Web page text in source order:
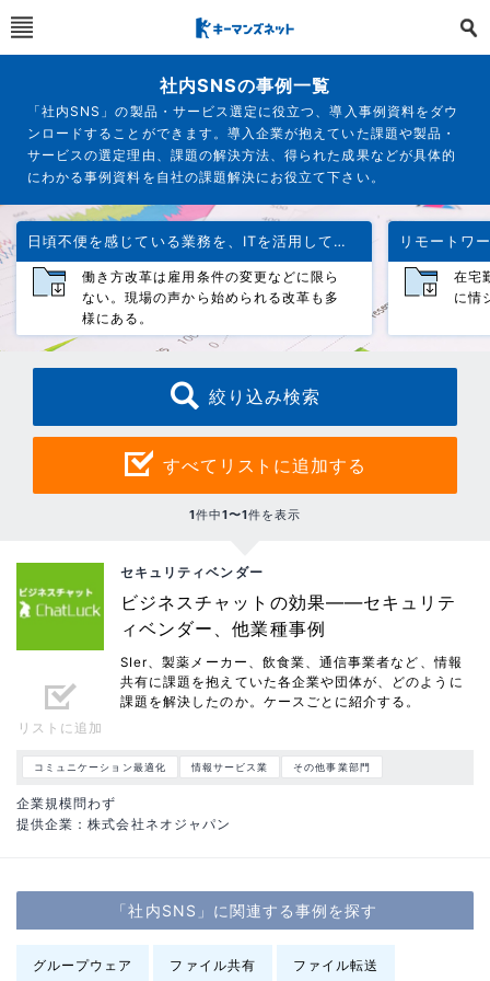
社内SNSの事例一覧
「社内SNS」の製品・サービス選定に役立つ、導入事例資料をダウ
ンロードすることができます。導入企業が抱えていた課題や製品・
サービスの選定理由、課題の解決方法、得られた成果などが具体的
にわかる事例資料を自社の課題解決にお役立て下さい。
日頃不便を感じている業務を、ITを活用して効率化したい
働き方改革は雇用条件の変更などに限ら
ない。現場の声から始められる改革も多
様にある。
在宅
に情
絞り込み検索
すべてリストに追加する
1件中1〜1件を表示
リストに追加
セキュリティベンダー
ビジネスチャットの効果——セキュリテ
ィベンダー、他業種事例
SIer、製薬メーカー、飲食業、通信事業者など、情報
共有に課題を抱えていた各企業や団体が、どのように
課題を解決したのか。ケースごとに紹介する。
コミュニケーション最適化 情報サービス業 その他事業部門
企業規模問わず
提供企業：株式会社ネオジャパン
「社内SNS」に関連する事例を探す
グループウェア ファイル共有 ファイル転送